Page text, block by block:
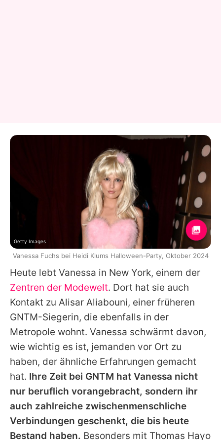
Heute lebt Vanessa in New York, einem der
Zentren der Modewelt. Dort hat sie auch
Kontakt zu Alisar Aliabouni, einer früheren
GNTM-Siegerin, die ebenfalls in der
Metropole wohnt. Vanessa schwärmt davon,
wie wichtig es ist, jemanden vor Ort zu
haben, der ähnliche Erfahrungen gemacht
hat. Ihre Zeit bei GNTM hat Vanessa nicht
nur beruflich vorangebracht, sondern ihr
auch zahlreiche zwischenmenschliche
Verbindungen geschenkt, die bis heute
Bestand haben. Besonders mit Thomas Hayo
Getty Images
Vanessa Fuchs bei Heidi Klums Halloween-Party, Oktober 2024